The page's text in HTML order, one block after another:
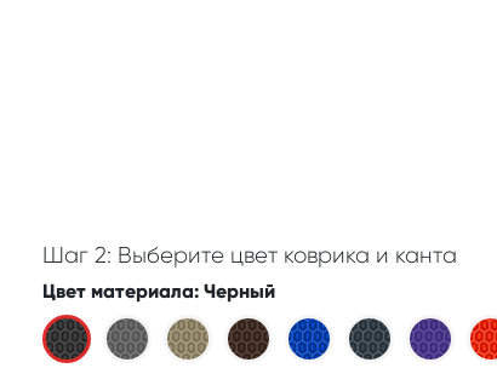
Шаг 2: Выберите цвет коврика и канта
Цвет материала: Черный